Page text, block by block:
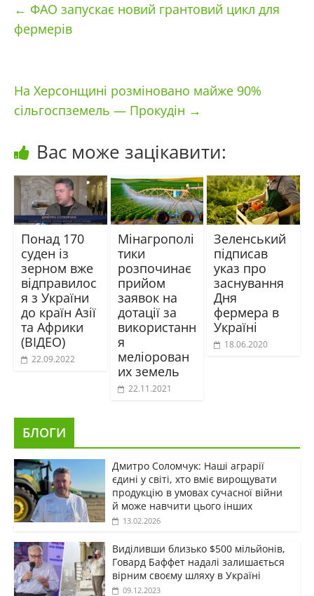
← ФАО запускає новий грантовий цикл для
фермерів
На Херсонщині розміновано майже 90%
сільгоспземель — Прокудін →
Вас може зацікавити:
Понад 170
суден із
зерном вже
відправилос
я з України
до країн Азії
та Африки
(ВІДЕО)
22.09.2022
Мінагрополі
тики
розпочинає
прийом
заявок на
дотації за
використанн
я
меліорован
их земель
22.11.2021
Зеленський
підписав
указ про
заснування
Дня
фермера в
Україні
18.06.2020
БЛОГИ
Дмитро Соломчук: Наші аграрії
єдині у світі, хто вміє вирощувати
продукцію в умовах сучасної війни
й може навчити цього інших
13.02.2026
Виділивши близько $500 мільйонів,
Говард Баффет надалі залишається
вірним своєму шляху в Україні
09.12.2023